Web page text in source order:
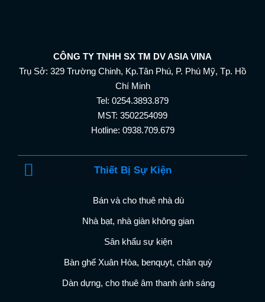
CÔNG TY TNHH SX TM DV ASIA VINA
Trụ Sở: 329 Trường Chinh, Kp.Tân Phú, P. Phú Mỹ, Tp. Hồ
Chí Minh
Tel: 0254.3893.879
MST: 3502254099
Hotline: 0938.709.679
Thiết Bị Sự Kiện
Bán và cho thuê nhà dù
Nhà bạt, nhà giàn không gian
Sân khấu sự kiện
Bàn ghế Xuân Hòa, benquyt, chân quỳ
Dàn dựng, cho thuê âm thanh ánh sáng